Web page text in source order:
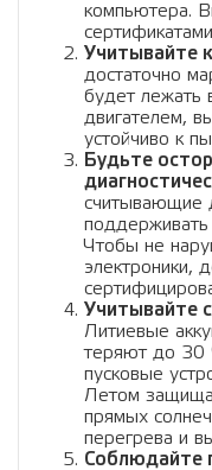
компьютера.
Учитывайте
достаточно
будет лежать
двигателем,
устойчиво к
Будьте
считывающие
Чтобы не
электроники,
Учитывайте
Литиевые
теряют до 30
пусковые
Летом
прямых
перегрева и
Соблюдайте